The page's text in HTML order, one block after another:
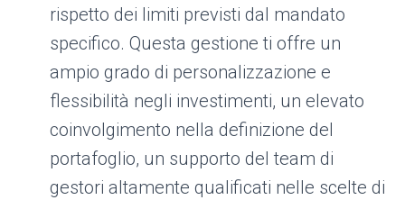
rispetto dei limiti previsti dal mandato
specifico. Questa gestione ti offre un
ampio grado di personalizzazione e
flessibilità negli investimenti, un elevato
coinvolgimento nella definizione del
portafoglio, un supporto del team di
gestori altamente qualificati nelle scelte di